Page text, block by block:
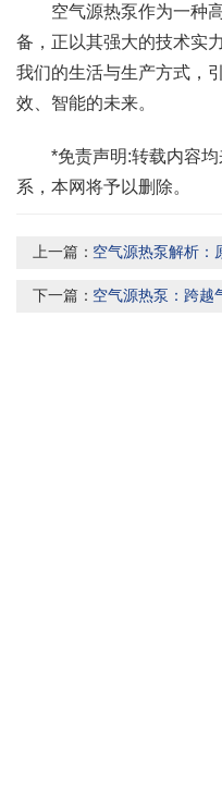
空气源热泵作为一种高
备，正以其强大的技术实
我们的生活与生产方式，
效、智能的未来。
*免责声明:转载内容均
系，本网将予以删除。
上一篇： 空气源热泵解析：
下一篇： 空气源热泵：跨越